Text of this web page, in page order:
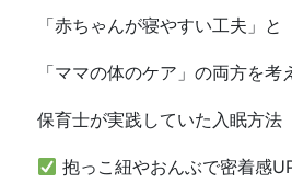
「赤ちゃんが寝やすい工夫」と
「ママの体のケア」の両方を考
保育士が実践していた入眠方法
抱っこ紐やおんぶで密着感